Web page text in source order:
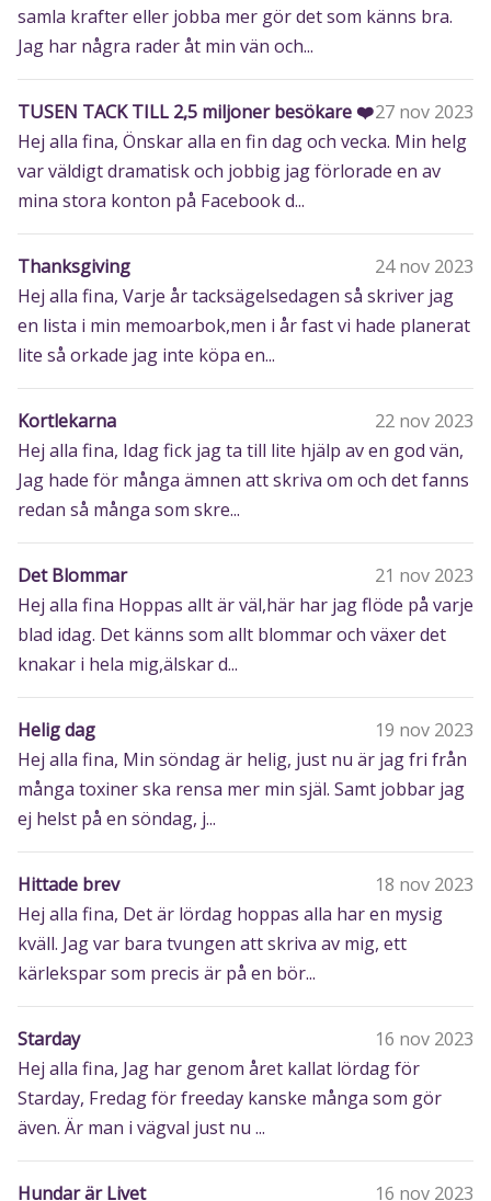
samla krafter eller jobba mer gör det som känns bra.
Jag har några rader åt min vän och...
TUSEN TACK TILL 2,5 miljoner besökare ❤️27 nov 2023
Hej alla fina, Önskar alla en fin dag och vecka. Min helg
var väldigt dramatisk och jobbig jag förlorade en av
mina stora konton på Facebook d...
Thanksgiving
24 nov 2023
Hej alla fina, Varje år tacksägelsedagen så skriver jag
en lista i min memoarbok,men i år fast vi hade planerat
lite så orkade jag inte köpa en...
Kortlekarna
22 nov 2023
Hej alla fina, Idag fick jag ta till lite hjälp av en god vän,
Jag hade för många ämnen att skriva om och det fanns
redan så många som skre...
Det Blommar
21 nov 2023
Hej alla fina Hoppas allt är väl,här har jag flöde på varje
blad idag. Det känns som allt blommar och växer det
knakar i hela mig,älskar d...
Helig dag
19 nov 2023
Hej alla fina, Min söndag är helig, just nu är jag fri från
många toxiner ska rensa mer min själ. Samt jobbar jag
ej helst på en söndag, j...
Hittade brev
18 nov 2023
Hej alla fina, Det är lördag hoppas alla har en mysig
kväll. Jag var bara tvungen att skriva av mig, ett
kärlekspar som precis är på en bör...
Starday
16 nov 2023
Hej alla fina, Jag har genom året kallat lördag för
Starday, Fredag för freeday kanske många som gör
även. Är man i vägval just nu ...
Hundar är Livet 16 nov 2023